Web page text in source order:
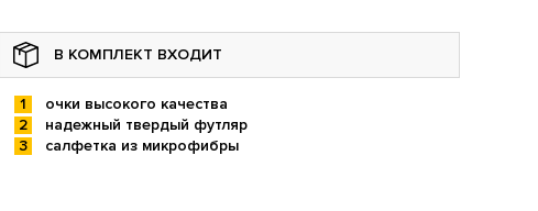
В КОМПЛЕКТ ВХОДИТ
очки высокого качества
надежный твердый футляр
салфетка из микрофибры